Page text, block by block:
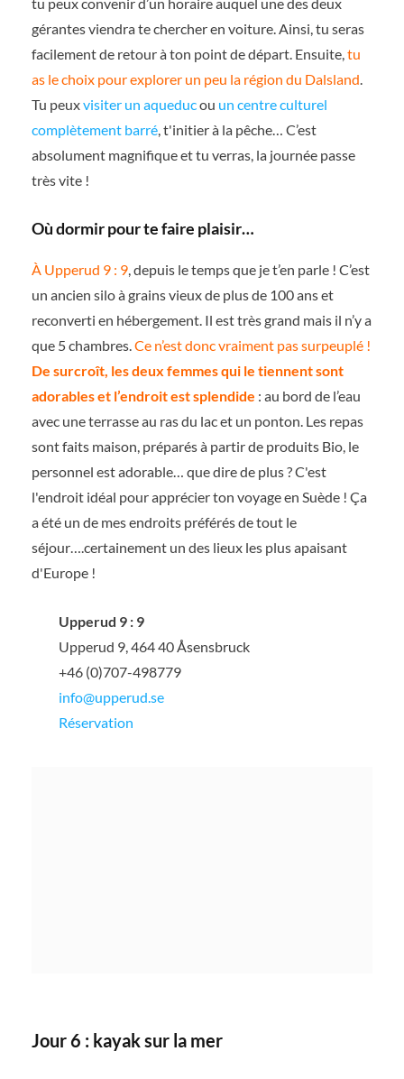
gérantes viendra te chercher en voiture. Ainsi, tu seras
facilement de retour à ton point de départ. Ensuite,tu
as le choix pour explorer un peu la région du Dalsland.
Tu peuxvisiter un aqueducou un centre culturel
complètement barré, t'initier à la pêche… C’est
absolument magnifique et tu verras, la journée passe
très vite !
Où dormir pour te faire plaisir…
À Upperud 9 : 9, depuis le temps que je t’en parle ! C’est
un ancien silo à grains vieux de plus de 100 ans et
reconverti en hébergement. Il est très grand mais il n’y a
que 5 chambres.Ce n’est donc vraiment pas surpeuplé !
De surcroît, les deux femmes qui le tiennent sont
adorables et l’endroit est splendide : au bord de l’eau
avec une terrasse au ras du lac et un ponton. Les repas
sont faits maison, préparés à partir de produits Bio, le
personnel est adorable… que dire de plus ? C'est
l'endroit idéal pour apprécier ton voyage en Suède ! Ça
a été un de mes endroits préférés de tout le
séjour….certainement un des lieux les plus apaisant
d'Europe !
Upperud 9 : 9
Upperud 9, 464 40 Åsensbruck
+46 (0)707-498779
info@upperud.se
Réservation
Jour 6 : kayak sur la mer